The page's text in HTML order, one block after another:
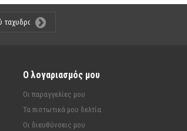
Ο λογαριασμός μου
Οι παραγγελίες μου
Τα πιστωτικά μου δελτία
Οι διευθύνσεις μου